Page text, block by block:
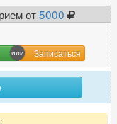
от5000
Записаться